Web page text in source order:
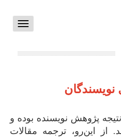
Toggle
نویسندگان
پژوهش نویسنده بوده و
از این‌رو، ترجمه مقالات